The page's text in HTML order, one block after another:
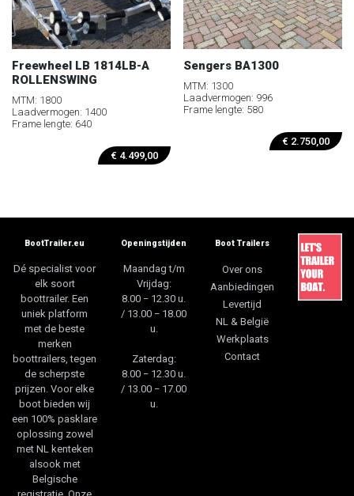
Freewheel LB 1814LB-A
ROLLENSWING
MTM: 1800
Laadvermogen: 1400
Frame lengte: 640
€ 4.499,00
Sengers BA1300
MTM: 1300
Laadvermogen: 996
Frame lengte: 580
€ 2.750,00
BootTrailer.eu
Dé specialist voor
elk soort
boottrailer. Een
uniek platform
met de beste
merken
boottrailers, tegen
de scherpste
prijzen. Voor elke
boot bieden wij
een 100% pasklare
oplossing zowel
met NL kenteken
alsook met
Belgische
Openingstijden
Maandag t/m
Vrijdag:
8.00 − 12.30 u.
/ 13.00 − 18.00
u.
Zaterdag:
8.00 − 12.30 u.
/ 13.00 − 17.00
u.
Boot Trailers
Over ons
Aanbiedingen
Levertijd
NL & België
Werkplaats
Contact